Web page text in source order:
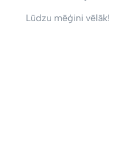
Lūdzu mēģini vēlāk!